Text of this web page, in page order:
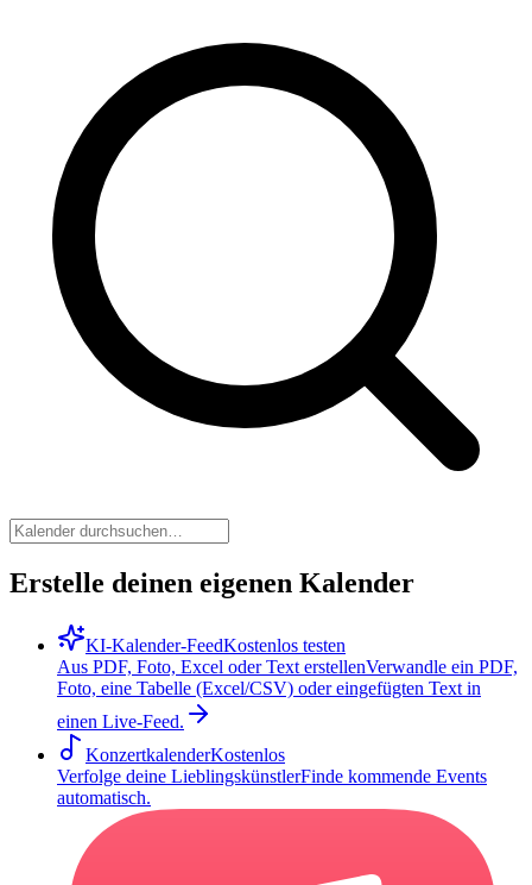
Erstelle deinen eigenen Kalender
KI-Kalender-FeedKostenlos testen
Aus PDF, Foto, Excel oder Text erstellenVerwandle ein PDF,
Foto, eine Tabelle (Excel/CSV) oder eingefügten Text in
einen Live-Feed.
KonzertkalenderKostenlos
Verfolge deine LieblingskünstlerFinde kommende Events
automatisch.